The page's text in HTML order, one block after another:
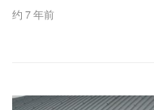
约 7 年前